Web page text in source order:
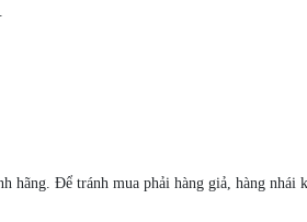
Để tránh mua phải hàng giả, hàng nhái